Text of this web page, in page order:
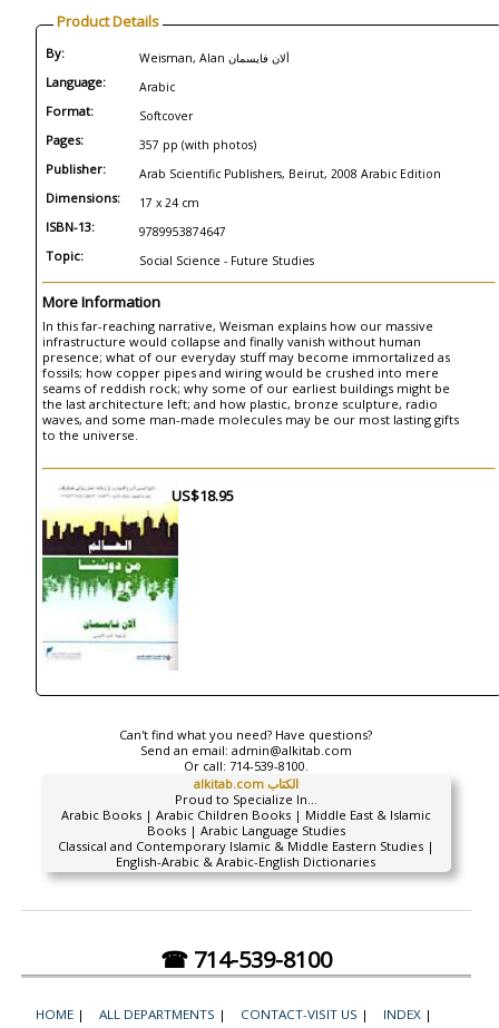
Product Details
By: Weisman, Alan ألان فايسمان
Language: Arabic
Format: Softcover
Pages: 357 pp (with photos)
Publisher: Arab Scientific Publishers, Beirut, 2008 Arabic Edition
Dimensions: 17 x 24 cm
ISBN-13: 9789953874647
Topic: Social Science - Future Studies
More Information
In this far-reaching narrative, Weisman explains how our massive
infrastructure would collapse and finally vanish without human
presence; what of our everyday stuff may become immortalized as
fossils; how copper pipes and wiring would be crushed into mere
seams of reddish rock; why some of our earliest buildings might be
the last architecture left; and how plastic, bronze sculpture, radio
waves, and some man-made molecules may be our most lasting gifts
to the universe.
US$18.95
Can't find what you need? Have questions?
Send an email: admin@alkitab.com
Or call: 714-539-8100.
alkitab.com الكتاب
Proud to Specialize In...
Arabic Books | Arabic Children Books | Middle East & Islamic
Books | Arabic Language Studies
Classical and Contemporary Islamic & Middle Eastern Studies |
English-Arabic & Arabic-English Dictionaries
☎ 714-539-8100
HOME | ALL DEPARTMENTS | CONTACT-VISIT US | INDEX |